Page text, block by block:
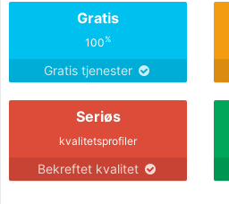
Gratis
100%
Gratis tjenester
Seriøs
kvalitetsprofiler
Bekreftet kvalitet